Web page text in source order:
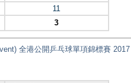
11
3
全港公開乒乓球單項錦標賽 2017